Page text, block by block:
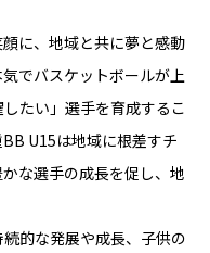
に、地域と共に夢と感動
でバスケットボールが上
たい」選手を育成するこ
U15は地域に根差すチ
な選手の成長を促し、地
的な発展や成長、子供の